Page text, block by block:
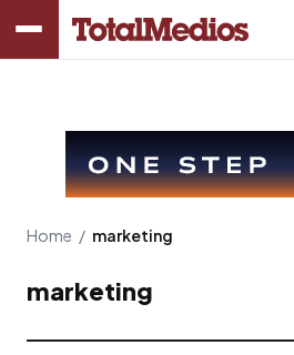
Home / marketing
marketing